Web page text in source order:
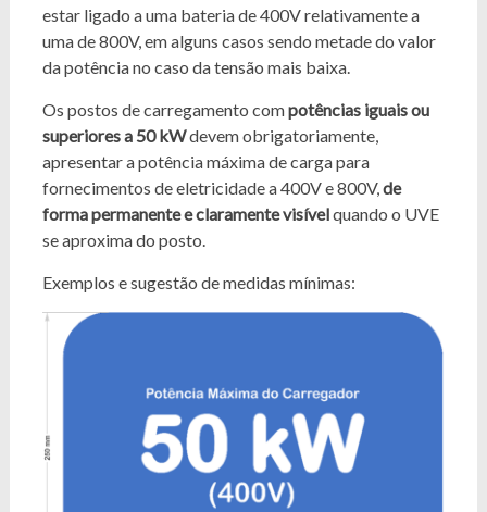
estar ligado a uma bateria de 400V relativamente a
uma de 800V, em alguns casos sendo metade do valor
da potência no caso da tensão mais baixa.
Os postos de carregamento compotências iguais ou
superiores a 50 kWdevem obrigatoriamente,
apresentar a potência máxima de carga para
fornecimentos de eletricidade a 400V e 800V,de
forma permanente e claramente visívelquando o UVE
se aproxima do posto.
Exemplos e sugestão de medidas mínimas: